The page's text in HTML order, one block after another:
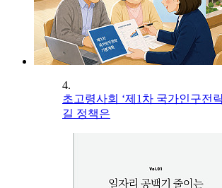
4.
초고령사회 ‘제1차 국가인구전
길 정책은